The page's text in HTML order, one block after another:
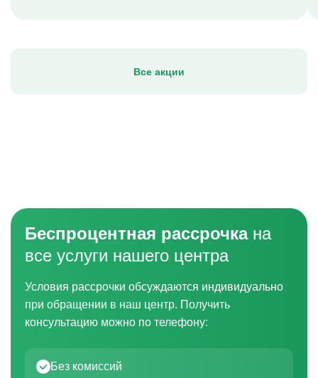
Все акции
Беспроцентная рассрочкана
все услуги нашего центра
Условия рассрочки обсуждаются индивидуально
при обращении в наш центр. Получить
консультацию можно по телефону:
Без комиссий